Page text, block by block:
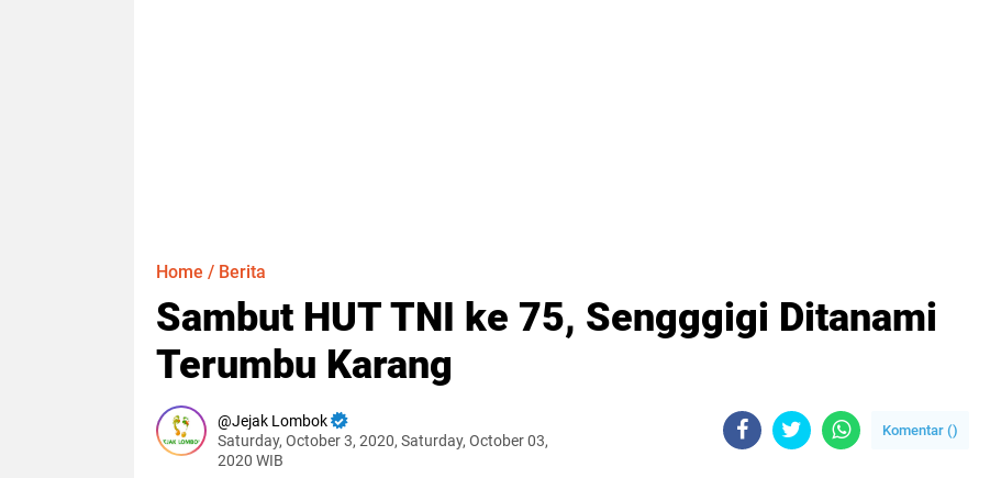
Home / Berita
Sambut HUT TNI ke 75, Sengggigi Ditanami
Terumbu Karang
Jejak Lombok
Saturday, October 3, 2020, Saturday, October 03,
2020 WIB
Komentar ()